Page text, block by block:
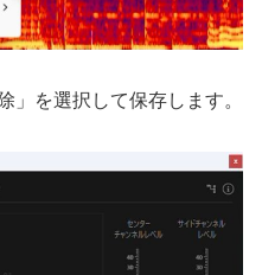
」を選択して保存します。